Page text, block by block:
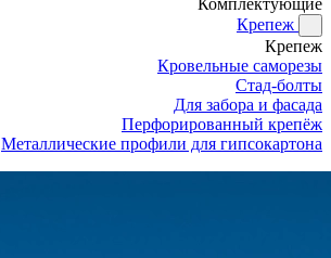
Комплектующие
Крепеж
Крепеж
Кровельные саморезы
Стад-болты
Для забора и фасада
Перфорированный крепёж
Металлические профили для гипсокартона